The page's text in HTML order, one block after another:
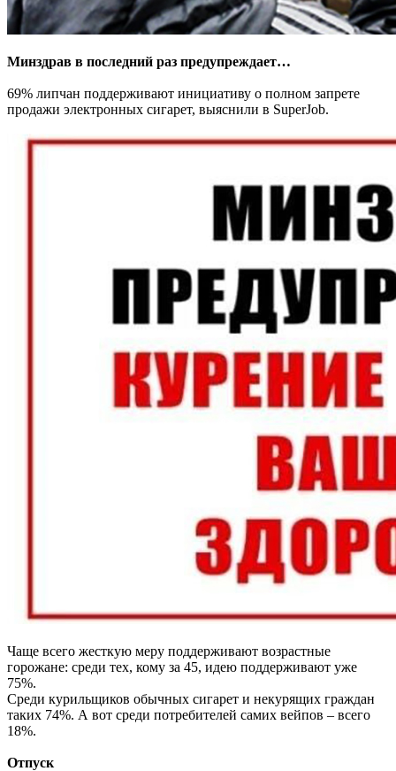
Минздрав в последний раз предупреждает…
69% липчан поддерживают инициативу о полном запрете
продажи электронных сигарет, выяснили в SuperJob.
Чаще всего жесткую меру поддерживают возрастные
горожане: среди тех, кому за 45, идею поддерживают уже
75%.
Среди курильщиков обычных сигарет и некурящих граждан
таких 74%. А вот среди потребителей самих вейпов – всего
18%.
Отпуск